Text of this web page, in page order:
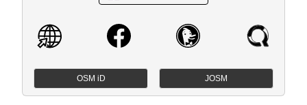
OSM iD JOSM